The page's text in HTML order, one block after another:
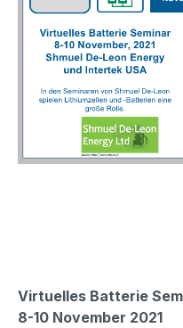
Virtuelles Batterie
8-10 November 2021